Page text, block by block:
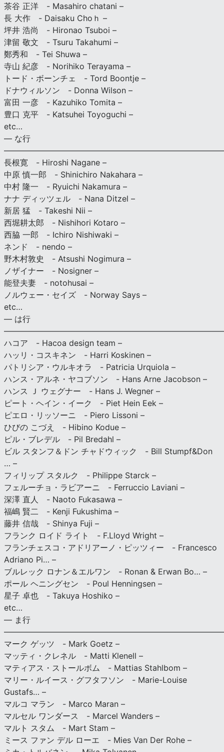
茶谷 正洋 - Masahiro chatani –
長 大作 - Daisaku Choｈ –
坪井 浩尚 - Hironao Tsuboi –
津留 敬文 - Tsuru Takahumi –
鄭秀和 - Tei Shuwa –
寺山 紀彦 - Norihiko Terayama –
トード・ボーンチェ - Tord Boontje –
ドナウィルソン - Donna Wilson –
富田 一彦 - Kazuhiko Tomita –
豊口 克平 - Katsuhei Toyoguchi –
etc…
— な行
長根寛 - Hiroshi Nagane –
中原 慎一郎 - Shinichiro Nakahara –
中村 隆一 - Ryuichi Nakamura –
ナナ ディッツェル - Nana Ditzel –
新居 猛 - Takeshi Nii –
西堀耕太郎 - Nishihori Kotaro –
西脇 一郎 - Ichiro Nishiwaki –
ネンド - nendo –
野木村敦史 - Atsushi Nogimura –
ノザイナー - Nosigner –
能登夫妻 - notohusai –
ノルウェー・セイズ - Norway Says –
etc…
— は行
ハコア - Hacoa design team –
ハッリ・コスキネン - Harri Koskinen –
パトリシア・ウルキオラ - Patricia Urquiola –
ハンス・アルネ・ヤコブソン - Hans Arne Jacobson –
ハンス Ｊ ウェグナー - Hans J. Wegner –
ピート・ヘイン・イーク - Piet Hein Eek –
ピエロ・リッソーニ - Piero Lissoni –
ひびの こづえ - Hibino Kodue –
ピル・ブレデル - Pil Bredahl –
ビル スタンフ＆ドン チャドウィック - Bill Stumpf&Don
… –
フィリップ スタルク - Philippe Starck –
フェルーチョ・ラビアーニ - Ferruccio Laviani –
深澤 直人 - Naoto Fukasawa –
福嶋 賢二 - Kenji Fukushima –
藤井 信哉 - Shinya Fuji –
フランク ロイド ライト - F.Lloyd Wright –
フランチェスコ・アドリアーノ・ピッツィー - Francesco
Adriano Pi… –
ブルレック ロナン＆エルワン - Ronan & Erwan Bo… –
ポール ヘニングセン - Poul Henningsen –
星子 卓也 - Takuya Hoshiko –
etc…
— ま行
マーク ゲッツ - Mark Goetz –
マッティ・クレネル - Matti Klenell –
マティアス・ストールボム - Mattias Stahlbom –
マリー・ルイース・グフタフソン - Marie-Louise
Gustafs… –
マルコ マラン - Marco Maran –
マルセル ワンダース - Marcel Wanders –
マルト スタム - Mart Stam –
ミース ファン デル ローエ - Mies Van Der Rohe –